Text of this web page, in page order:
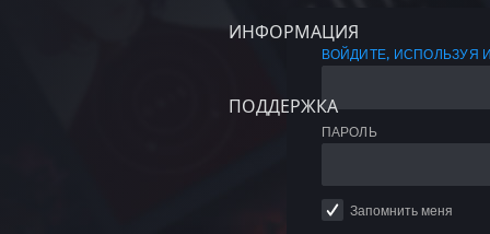
ИНФОРМАЦИЯ
ПОДДЕРЖКА
ВОЙДИТЕ, ИСПОЛЬЗУЯ
ПАРОЛЬ
Запомнить меня